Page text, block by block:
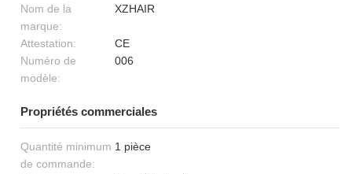
Nom de la
marque:
XZHAIR
Attestation:
CE
Numéro de
modèle:
006
Propriétés commerciales
Quantité minimum
de commande:
1 pièce